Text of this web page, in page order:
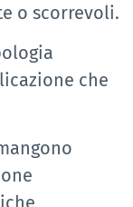
o scorrevoli.
che